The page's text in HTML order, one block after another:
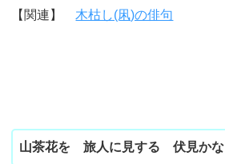
【関連】 木枯し(凩)の俳句
山茶花を 旅人に見する 伏見かな